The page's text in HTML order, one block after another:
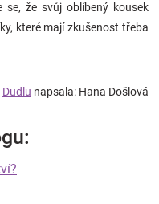
že svůj oblíbený kousek
které mají zkušenost třeba
Dudlu napsala: Hana Došlová